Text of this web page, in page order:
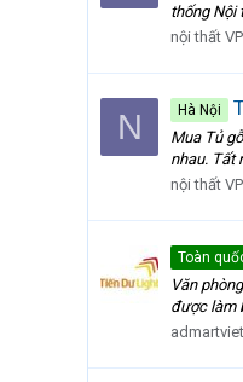
thống Nội
nội thất VP
N Hà Nội
Mua Tủ
nhau. Tất
nội thất VP
Toàn
Văn
được làm